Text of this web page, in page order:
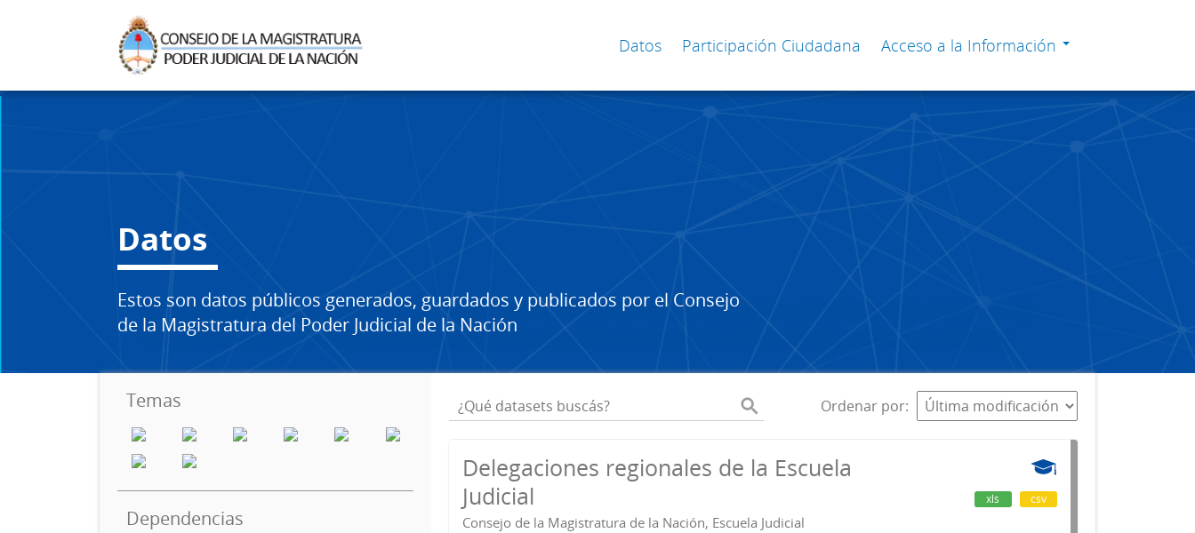
Datos Participación Ciudadana Acceso a la Información
Datos
Estos son datos públicos generados, guardados y publicados por el Consejo
de la Magistratura del Poder Judicial de la Nación
Temas
Dependencias
Ordenar por
Delegaciones regionales de la Escuela
Judicial
Consejo de la Magistratura de la Nación, Escuela Judicial
xls csv